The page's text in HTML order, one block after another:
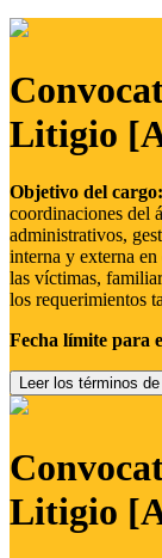
Litigio
Objetivo del cargo:
coordinaciones del
administrativos,
interna y externa
las víctimas,
los requerimientos
Fecha límite para
Leer los términos
Litigio